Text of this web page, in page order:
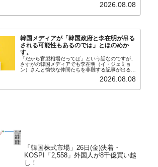
さんと「韓国初の文官上がり」の国防部長官安圭伯
2026.08.08
韓国メディアが「韓国政府と李在明が吊る
される可能性もあるのでは」とほのめか
す。
「だから官製相場だってば」という話なのですが、
さすがの韓国メディアでも李在明（イ・ジェミョ
ン）さんと愉快な仲間たちを非難する記事が出るよ
うになっています。もちろん株価の暴落についてで
『朝鮮日報』に面白い記事が出ています。「東西南
2026.08.08
「韓国株式市場」26日(金)決着・
KOSPI「2,558」外国人が8千億買い越
し！